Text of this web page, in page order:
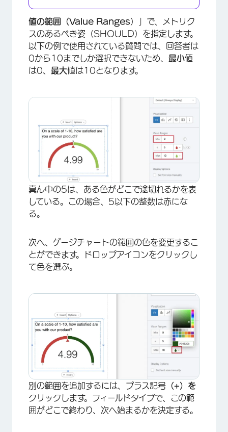
値の範囲（Value Ranges）」で、メトリク
スのあるべき姿（SHOULD）を指定します。
以下の例で使用されている質問では、回答者は
0から10までしか選択できないため、 最小値
は0、 最大値は10となります。
×
真ん中の5は、ある色がどこで途切れるかを表
している。この場合、5以下の整数は赤にな
る。
次へ、ゲージチャートの範囲の色を変更するこ
とができます。ドロップアイコンをクリックし
て色を選ぶ。
別の範囲を追加するには、プラス記号 （+）を
クリックします。フィールドタイプで、この範
囲がどこで終わり、次へ始まるかを決定する。